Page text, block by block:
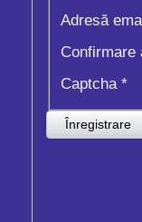
a Asociației RENINCO
ROMANIA - Rețeaua
Națională de Informare și
Cooperare pentru
tinerilor cu cerințe
speciale s-a desfășurat
data...
Adresă
Confirmare
Captcha *
Înregistrare